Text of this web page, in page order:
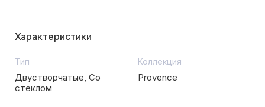
Характеристики
Тип
Двустворчатые, Со
стеклом
Коллекция
Provence